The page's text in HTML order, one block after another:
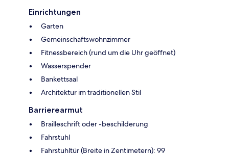
Einrichtungen
Garten
Gemeinschaftswohnzimmer
Fitnessbereich (rund um die Uhr geöffnet)
Wasserspender
Bankettsaal
Architektur im traditionellen Stil
Barrierearmut
Brailleschrift oder -beschilderung
Fahrstuhl
Fahrstuhltür (Breite in Zentimetern): 99